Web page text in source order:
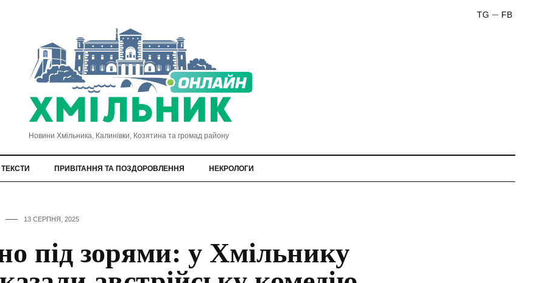
FB
TG
Новини Хмільника, Калинівки, Козятина та громад району
ТЕКСТИ ПРИВІТАННЯ ТА ПОЗДОРОВЛЕННЯ НЕКРОЛОГИ
13 СЕРПНЯ, 2025
під зорями: у Хмільнику